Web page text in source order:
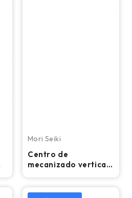
Mori Seiki
Centro de
mecanizado vertical
Fresadora